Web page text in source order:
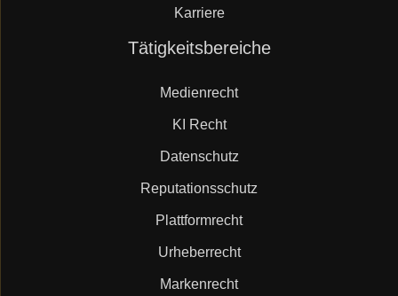
Karriere
Tätigkeitsbereiche
Medienrecht
KI Recht
Datenschutz
Reputationsschutz
Plattformrecht
Urheberrecht
Markenrecht